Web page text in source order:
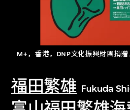
M+，香港，DNP文化振興財團捐
福田繁雄 Fukuda
文化藏品。